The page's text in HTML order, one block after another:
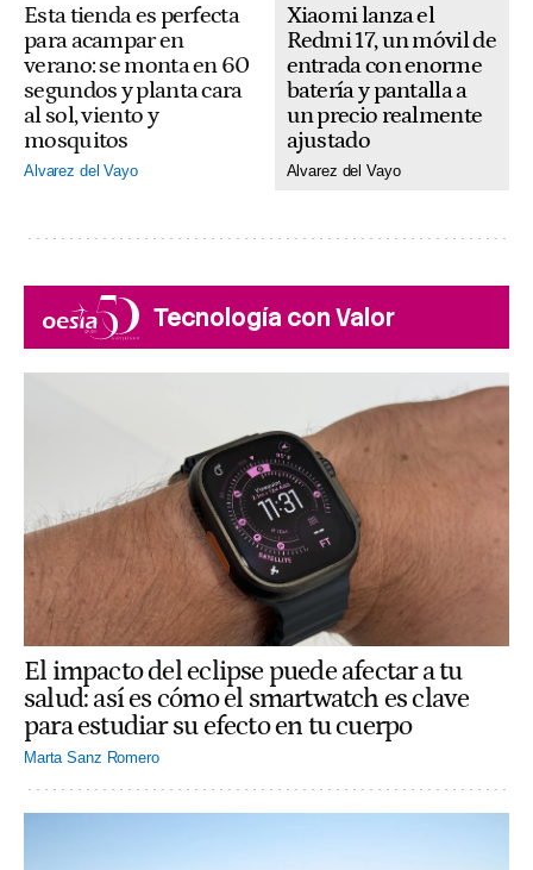
Esta tienda es perfecta
para acampar en
verano: se monta en 60
segundos y planta cara
al sol, viento y
mosquitos
Alvarez del Vayo
Xiaomi lanza el
Redmi 17, un móvil de
entrada con enorme
batería y pantalla a
un precio realmente
ajustado
Alvarez del Vayo
Tecnología con Valor
El impacto del eclipse puede afectar a tu
salud: así es cómo el smartwatch es clave
para estudiar su efecto en tu cuerpo
Marta Sanz Romero